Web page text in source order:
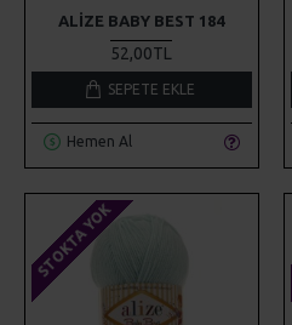
ALIZE BABY BEST 184
52,00TL
SEPETE EKLE
Hemen Al
STOKTA YOK